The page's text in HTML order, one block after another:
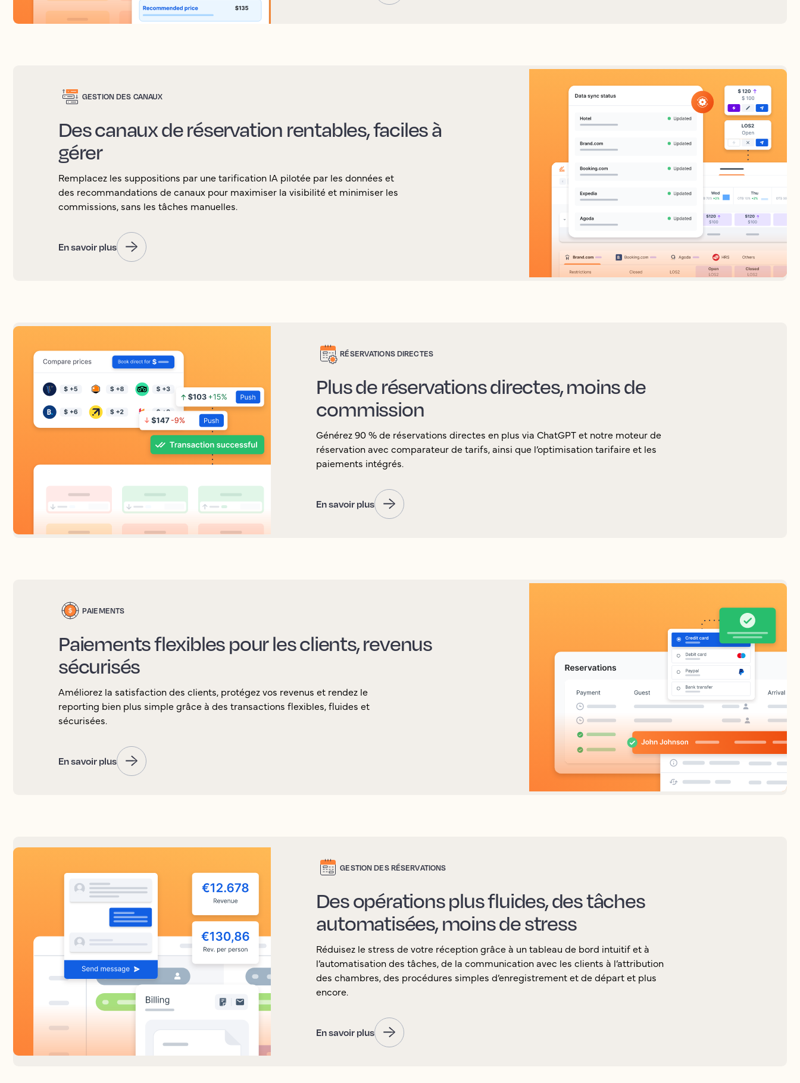
GESTION DES CANAUX
Des canaux de réservation rentables, faciles à
gérer
Remplacez les suppositions par une tarification IA pilotée par les données et
des recommandations de canaux pour maximiser la visibilité et minimiser les
commissions, sans les tâches manuelles.
En savoir plus
RÉSERVATIONS DIRECTES
Plus de réservations directes, moins de
commission
Générez 90 % de réservations directes en plus via ChatGPT et notre moteur de
réservation avec comparateur de tarifs, ainsi que l’optimisation tarifaire et les
paiements intégrés.
En savoir plus
PAIEMENTS
Paiements flexibles pour les clients, revenus
sécurisés
Améliorez la satisfaction des clients, protégez vos revenus et rendez le
reporting bien plus simple grâce à des transactions flexibles, fluides et
sécurisées.
En savoir plus
GESTION DES RÉSERVATIONS
Des opérations plus fluides, des tâches
automatisées, moins de stress
Réduisez le stress de votre réception grâce à un tableau de bord intuitif et à
l’automatisation des tâches, de la communication avec les clients à l’attribution
des chambres, des procédures simples d’enregistrement et de départ et plus
encore.
En savoir plus